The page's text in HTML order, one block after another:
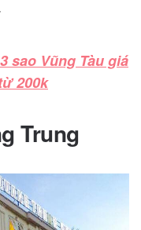
sao Vũng Tàu giá
200k
Trung